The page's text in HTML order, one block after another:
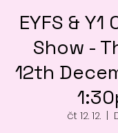
EYFS &
Show -
12th
čt 12. 12.
  |